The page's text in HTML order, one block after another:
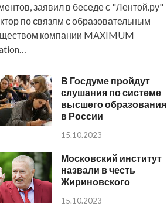
заявил в беседе с "Лентой.ру"
по связям с образовательным
компании MAXIMUM
В Госдуме пройдут
слушания по системе
высшего образования
в России
15.10.2023
Московский институт
назвали в честь
Жириновского
15.10.2023